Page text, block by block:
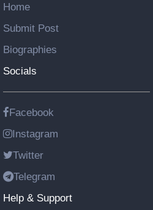
Home
Submit Post
Biographies
Socials
Facebook
Instagram
Twitter
Telegram
Help & Support